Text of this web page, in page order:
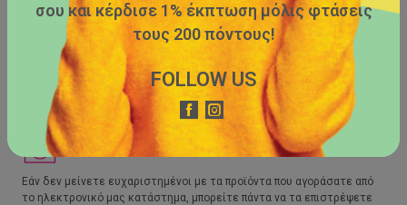
Δωρεάν μεταφορικά
Κάνετε τις αγορές σας από το ηλεκτρονικό μας κατάστημα και
αποκτήσετε τη δυνατότητα δωρεάν μεταφορικών, εφόσον οι αγορές
σας ξεπερνούν τα €39,00.
Επιστροφή προϊόντων
Εάν δεν μείνετε ευχαριστημένοι με τα προϊόντα που αγοράσατε από
το ηλεκτρονικό μας κατάστημα, μπορείτε πάντα να τα επιστρέψετε
σου και κέρδισε 1% έκπτωση μόλις φτάσεις
τους 200 πόντους!
FOLLOW US